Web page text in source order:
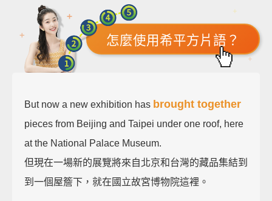
怎麼使用希平方片語？
But now a new exhibition has brought together
pieces from Beijing and Taipei under one roof, here
at the National Palace Museum.
但現在一場新的展覽將來自北京和台灣的藏品集結到
到一個屋簷下，就在國立故宮博物院這裡。